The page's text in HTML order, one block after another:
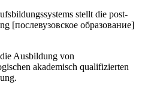
stellt die post-
[послевузовское образование]
Ausbildung von
akademisch qualifizierten